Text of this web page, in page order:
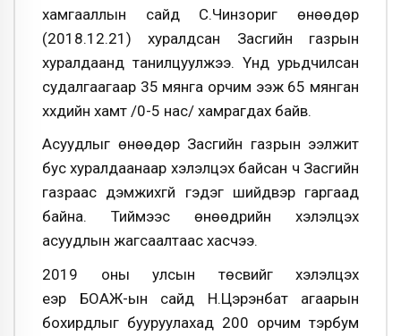
хамгааллын сайд С.Чинзориг өнөөдөр
(2018.12.21) хуралдсан Засгийн газрын
хуралдаанд танилцуулжээ. Үүнд урьдчилсан
судалгаагаар 35 мянга орчим ээж 65 мянган
хүүхдийн хамт /0-5 нас/ хамрагдах байв.
Асуудлыг өнөөдөр Засгийн газрын ээлжит
бус хуралдаанаар хэлэлцэх байсан ч Засгийн
газраас дэмжихгүй гэдэг шийдвэр гаргаад
байна. Тиймээс өнөөдрийн хэлэлцэх
асуудлын жагсаалтаас хасчээ.
2019 оны улсын төсвийг хэлэлцэх
үеэр БОАЖ-ын сайд Н.Цэрэнбат агаарын
бохирдлыг бууруулахад 200 орчим тэрбум